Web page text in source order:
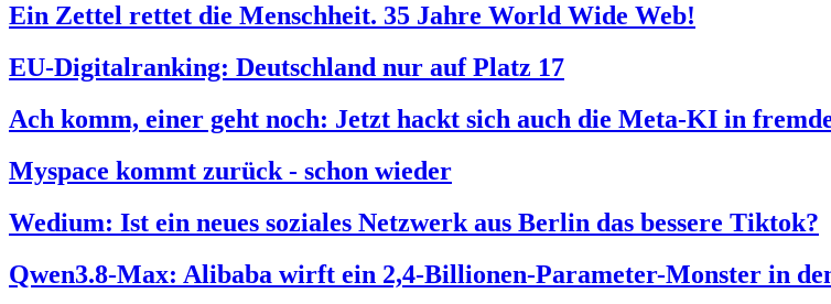
Ein Zettel rettet die Menschheit. 35 Jahre World Wide Web!
EU-Digitalranking: Deutschland nur auf Platz 17
Ach komm, einer geht noch: Jetzt hackt sich auch die Meta-KI in
Myspace kommt zurück - schon wieder
Wedium: Ist ein neues soziales Netzwerk aus Berlin das bessere Tiktok?
Qwen3.8-Max: Alibaba wirft ein 2,4-Billionen-Parameter-Monster in